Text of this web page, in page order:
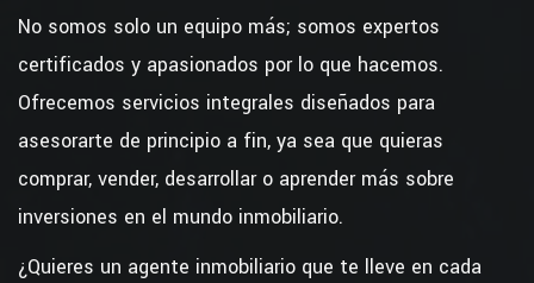
No somos solo un equipo más; somos expertos
certificados y apasionados por lo que hacemos.
Ofrecemos servicios integrales diseñados para
asesorarte de principio a fin, ya sea que quieras
comprar, vender, desarrollar o aprender más sobre
inversiones en el mundo inmobiliario.
¿Quieres un agente inmobiliario que te lleve en cada